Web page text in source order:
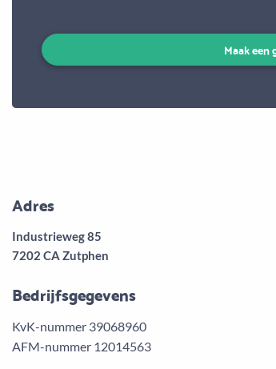
Maak een
Adres
Industrieweg 85
7202 CA Zutphen
Bedrijfsgegevens
KvK-nummer 39068960
AFM-nummer 12014563